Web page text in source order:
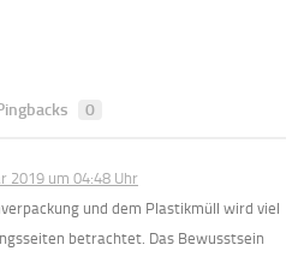
0
2019 um 04:48 Uhr
und dem Plastikmüll wird viel
betrachtet. Das Bewusstsein